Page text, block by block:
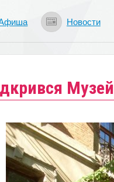
Новости
Музей